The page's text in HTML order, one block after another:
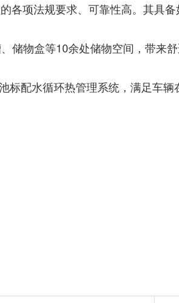
各项法规要求、可靠性高。其具备
储物盒等10余处储物空间，带来舒
配水循环热管理系统，满足车辆